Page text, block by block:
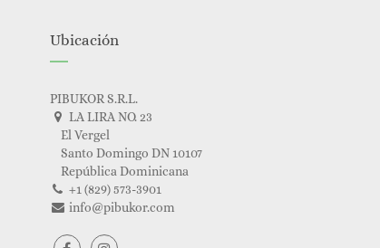
Ubicación
PIBUKOR S.R.L.
LA LIRA NO. 23
El Vergel
Santo Domingo DN 10107
República Dominicana
+1 (829) 573-3901
info@pibukor.com